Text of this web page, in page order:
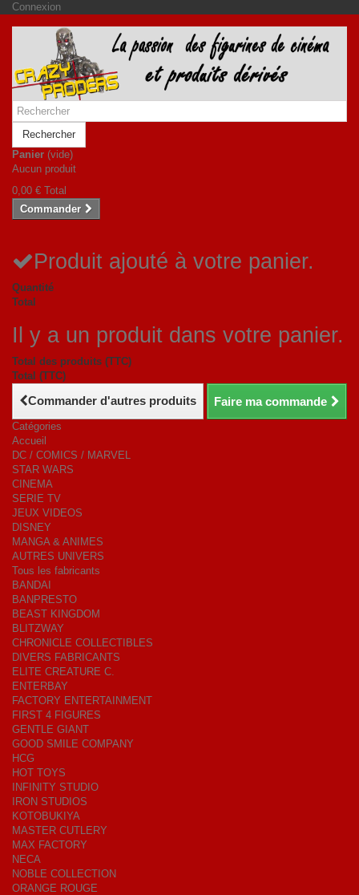
Connexion
Rechercher
Panier (vide)
Aucun produit
0,00 € Total
Commander
Produit ajouté à votre panier.
Quantité
Total
Il y a un produit dans votre panier.
Total des produits (TTC)
Total (TTC)
Commander d'autres produits Faire ma commande
Catégories
Accueil
DC / COMICS / MARVEL
STAR WARS
CINEMA
SERIE TV
JEUX VIDEOS
DISNEY
MANGA & ANIMES
AUTRES UNIVERS
Tous les fabricants
BANDAI
BANPRESTO
BEAST KINGDOM
BLITZWAY
CHRONICLE COLLECTIBLES
DIVERS FABRICANTS
ELITE CREATURE C.
ENTERBAY
FACTORY ENTERTAINMENT
FIRST 4 FIGURES
GENTLE GIANT
GOOD SMILE COMPANY
HCG
HOT TOYS
INFINITY STUDIO
IRON STUDIOS
KOTOBUKIYA
MASTER CUTLERY
MAX FACTORY
NECA
NOBLE COLLECTION
ORANGE ROUGE